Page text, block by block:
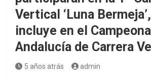
Vertical ‘Luna
incluye en el
Andalucía de Carrera
5 años atrás admin